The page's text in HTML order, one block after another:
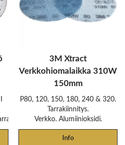
3M Xtract
Verkkohiomalaikka 310W
150mm
P80, 120, 150, 180, 240 & 320.
Tarrakiinnitys.
Verkko. Alumiinioksidi.
Info